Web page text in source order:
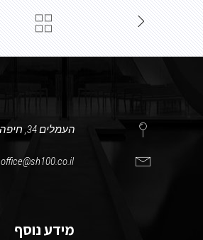
העמלים 34, חיפה
office@sh100.co.il
מידע נוסף